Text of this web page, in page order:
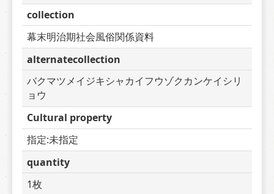
collection
幕末明治期社会風俗関係資料
alternatecollection
バクマツメイジキシャカイフウゾクカンケイシリ
ョウ
Cultural property
指定:未指定
quantity
1枚